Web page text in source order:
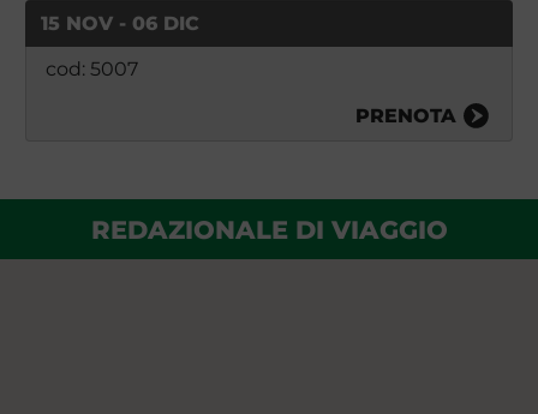
15 NOV - 06 DIC
cod: 5007
PRENOTA
REDAZIONALE DI VIAGGIO